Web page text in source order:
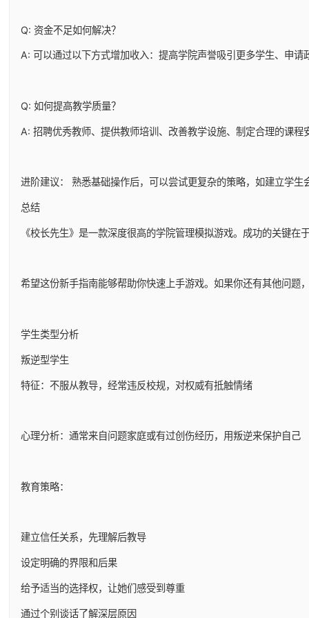
Q: 资金不足如何解决？
A: 可以通过以下方式增加收入：提高学院声誉吸引更多学生、申
Q: 如何提高教学质量？
A: 招聘优秀教师、提供教师培训、改善教学设施、制定合理的课程
进阶建议： 熟悉基础操作后，可以尝试更复杂的策略，如建立学
总结
《校长先生》是一款深度很高的学院管理模拟游戏。成功的关键
希望这份新手指南能够帮助你快速上手游戏。如果你还有其他问
学生类型分析
叛逆型学生
特征：不服从教导，经常违反校规，对权威有抵触情绪
心理分析：通常来自问题家庭或有过创伤经历，用叛逆来保护自己
教育策略：
建立信任关系，先理解后教导
设定明确的界限和后果
给予适当的选择权，让她们感受到尊重
通过个别谈话了解深层原因